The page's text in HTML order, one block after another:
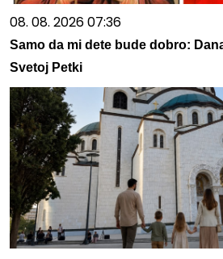
08. 08. 2026 07:36
Samo da mi dete bude dobro:
Svetoj Petki